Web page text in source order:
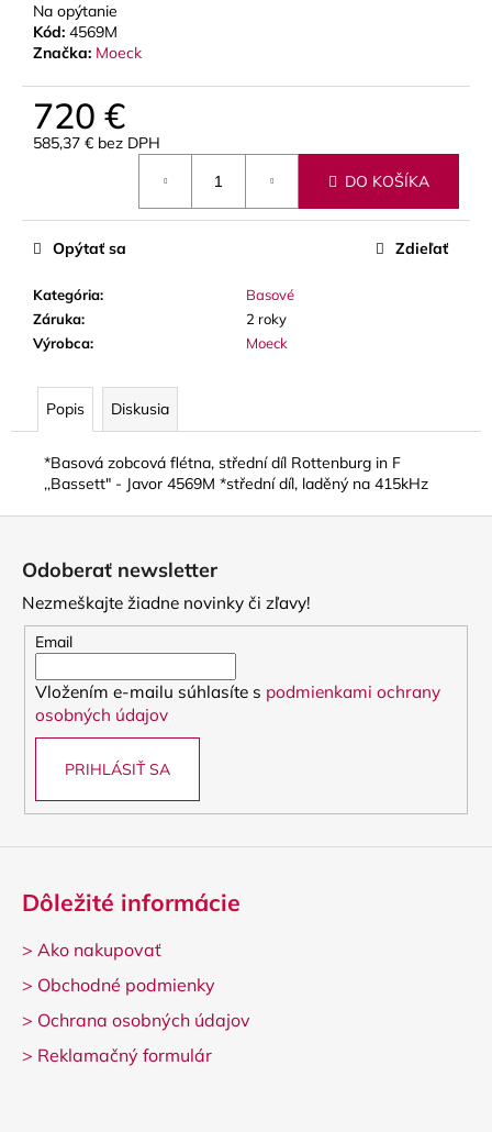
Na opýtanie
Kód: 4569M
Značka: Moeck
720 €
585,37 € bez DPH
DO KOŠÍKA
Kategória:
Basové
Záruka:
2 roky
Výrobca: Moeck
Opýtať sa Zdieľať
Popis Diskusia
*Basová zobcová flétna, střední díl Rottenburg in F
,,Bassett" - Javor 4569M *střední díl, laděný na 415kHz
O
d
ú
m
THOMANN
FLOW-
BALL
Odoberať newsletter
Nezmeškajte žiadne novinky či zľavy!
Email
Vložením e-mailu súhlasíte s podmienkami ochrany
osobných údajov
PRIHLÁSIŤ SA
Dôležité informácie
> Ako nakupovať
> Obchodné podmienky
> Ochrana osobných údajov
> Reklamačný formulár